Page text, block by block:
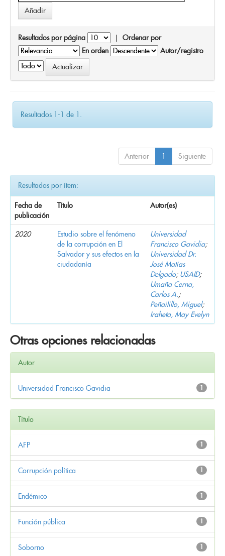
Resultados por página | Ordenar por
En orden
Autor/registro
Resultados 1-1 de 1.
Anterior 1 Siguiente
Resultados por ítem:
Fecha de
publicación
Título Autor(es)
2020
Estudio sobre el fenómeno
de la corrupción en El
Salvador y sus efectos en la
ciudadanía
Universidad
Francisco Gavidia;
Universidad Dr.
José Matías
Delgado; USAID;
Umaña Cerna,
Carlos A.;
Peñailillo, Miguel;
Iraheta, May Evelyn
Otras opciones relacionadas
Autor
1
Universidad Francisco Gavidia
Título
1
AFP
1
Corrupción política
1
Endémico
1
Función pública
1
Soborno